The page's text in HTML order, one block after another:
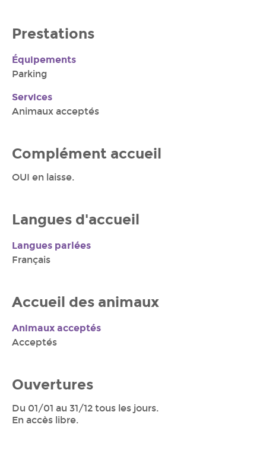
Prestations
Équipements
Parking
Services
Animaux acceptés
Complément accueil
OUI en laisse.
Langues d'accueil
Langues parlées
Français
Accueil des animaux
Animaux acceptés
Acceptés
Ouvertures
Du 01/01 au 31/12 tous les jours.
En accès libre.